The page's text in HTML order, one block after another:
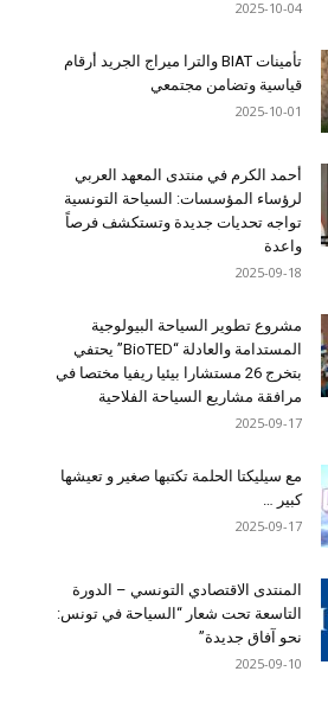
2025-10-04
تأمينات BIAT والترا ميراج الجريد أرقام
قياسية وتضامن مجتمعي
2025-10-01
أحمد الكرم في منتدى المعهد العربي
لرؤساء المؤسسات: السياحة التونسية
تواجه تحديات جديدة وتستكشف فرصاً
واعدة
2025-09-18
مشروع تطوير السياحة البيولوجية
المستدامة والعادلة “BioTED” يحتفي
بتخرج 26 مستشارا بيئيا ريفيا مختصا في
مرافقة مشاريع السياحة الفلاحية
2025-09-17
مع سيليكتا الحلمة تكتبها صغير و تعيشها
كبير …
2025-09-17
المنتدى الاقتصادي التونسي – الدورة
التاسعة تحت شعار “السياحة في تونس:
نحو آفاق جديدة”
2025-09-10